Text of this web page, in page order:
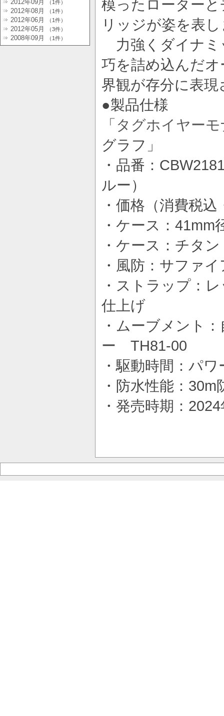
模ったローター
リッジが姿を表
力強くダイナミ
巧を詰め込んだ
界観が存分に表
●製品仕様
「 タグホイヤー
グラフ」
・品番：
ルー）
・価格（消費税
・ケース：41mm
・ケース：チタン
・風防：サファ
・ストラップ：
仕上げ
・ムーブメント
ー TH81-00
・駆動時間：パ
・防水性能：30m
・発売時期：
2012年09月 （1件）
2012年08月 （1件）
2012年06月 （1件）
2012年05月 （3件）
2008年09月 （1件）